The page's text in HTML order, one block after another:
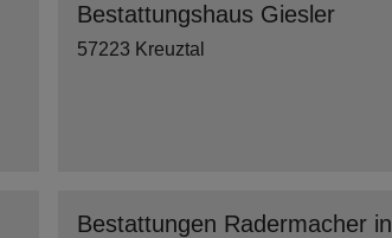
Bestattungshaus Giesler
57223 Kreuztal
Bestattungen Radermacher in